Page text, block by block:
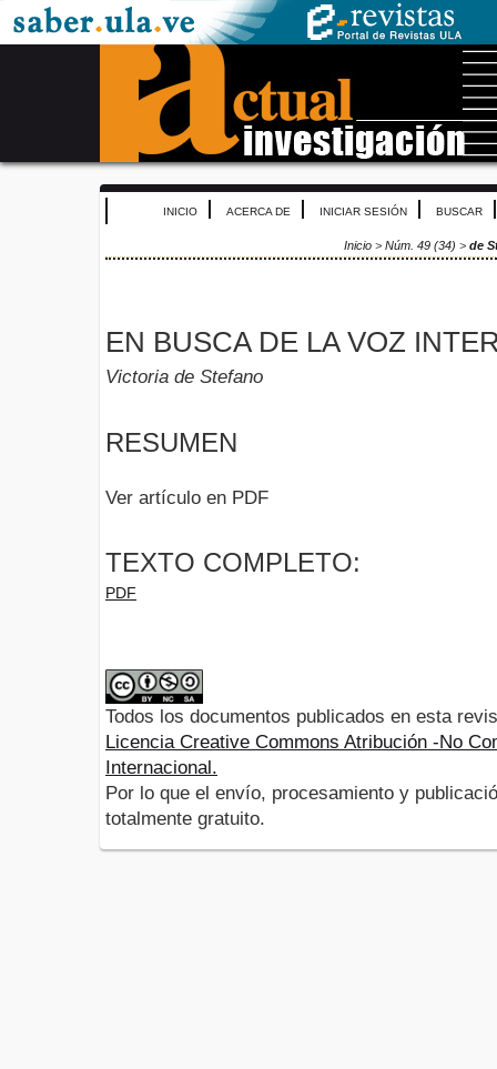
INICIO ACERCA DE INICIAR SESIÓN BUSCAR
Inicio > Núm. 49 (34) > de
EN BUSCA DE LA VOZ
Victoria de Stefano
RESUMEN
Ver artículo en PDF
TEXTO COMPLETO:
PDF
Todos los documentos publicados en esta
Licencia Creative Commons Atribución -No
Internacional.
Por lo que el envío, procesamiento y
totalmente gratuito.